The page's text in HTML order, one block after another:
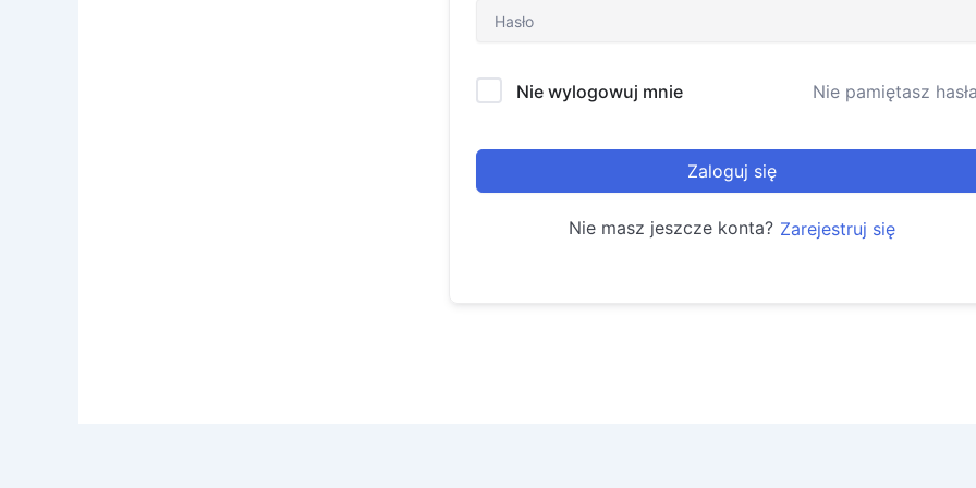
Nie wylogowuj mnie Nie pamiętasz
Zaloguj się
Nie masz jeszcze konta? Zarejestruj się